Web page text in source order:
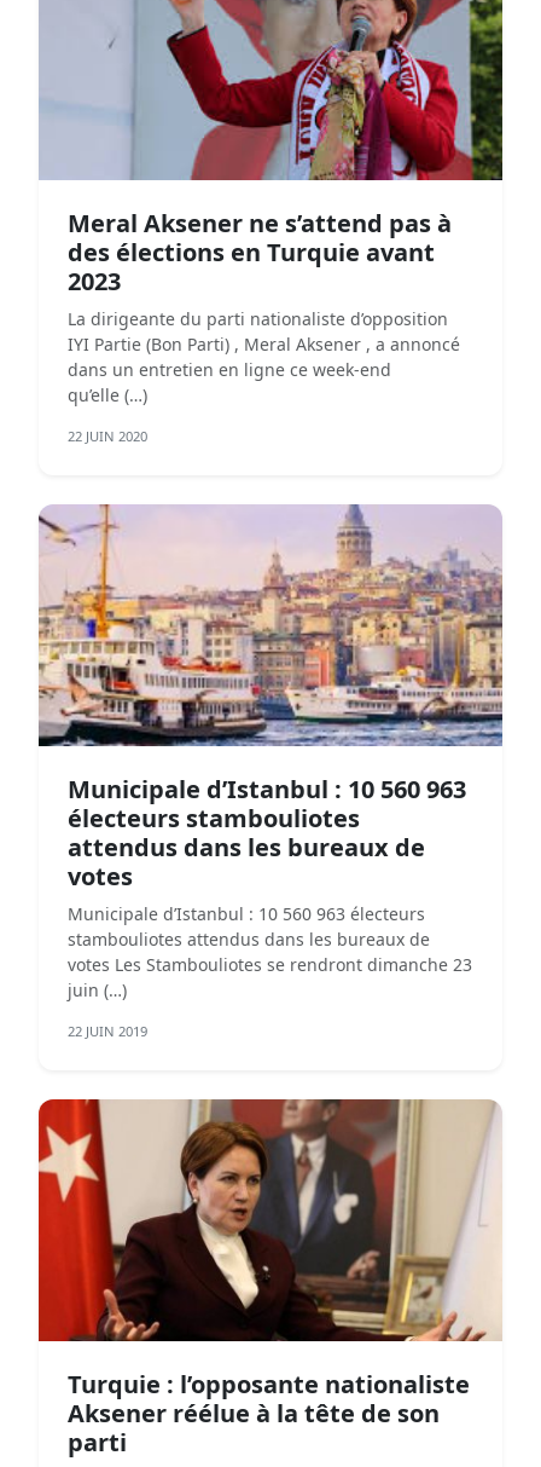
Meral Aksener ne s’attend pas à
des élections en Turquie avant
2023
La dirigeante du parti nationaliste d’opposition
IYI Partie (Bon Parti) , Meral Aksener , a annoncé
dans un entretien en ligne ce week-end
qu’elle (…)
22 JUIN 2020
Municipale d’Istanbul : 10 560 963
électeurs stambouliotes
attendus dans les bureaux de
votes
Municipale d’Istanbul : 10 560 963 électeurs
stambouliotes attendus dans les bureaux de
votes Les Stambouliotes se rendront dimanche 23
juin (…)
22 JUIN 2019
Turquie : l’opposante nationaliste
Aksener réélue à la tête de son
parti